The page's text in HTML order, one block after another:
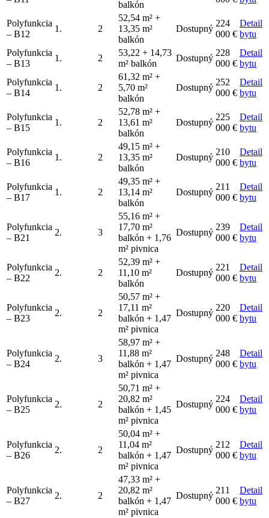
balkón
Polyfunkcia
– B12
1. 2
52,54 m² +
13,35 m²
balkón
Dostupný
224
000 €
Detail
bytu
Polyfunkcia
– B13
1. 2
53,22 + 14,73
m² balkón
Dostupný
228
000 €
Detail
bytu
Polyfunkcia
– B14
1. 2
61,32 m² +
5,70 m²
balkón
Dostupný
252
000 €
Detail
bytu
Polyfunkcia
– B15
1. 2
52,78 m² +
13,61 m²
balkón
Dostupný
225
000 €
Detail
bytu
Polyfunkcia
– B16
1. 2
49,15 m² +
13,35 m²
balkón
Dostupný
210
000 €
Detail
bytu
Polyfunkcia
– B17
1. 2
49,35 m² +
13,14 m²
balkón
Dostupný
211
000 €
Detail
bytu
Polyfunkcia
– B21
2. 3
55,16 m² +
17,70 m²
balkón + 1,76
m² pivnica
Dostupný
239
000 €
Detail
bytu
Polyfunkcia
– B22
2. 2
52,39 m² +
11,10 m²
balkón
Dostupný
221
000 €
Detail
bytu
Polyfunkcia
– B23
2. 2
50,57 m² +
17,11 m²
balkón + 1,47
m² pivnica
Dostupný
220
000 €
Detail
bytu
Polyfunkcia
– B24
2. 3
58,97 m² +
11,88 m²
balkón + 1,47
m² pivnica
Dostupný
248
000 €
Detail
bytu
Polyfunkcia
– B25
2. 2
50,71 m² +
20,82 m²
balkón + 1,45
m² pivnica
Dostupný
224
000 €
Detail
bytu
Polyfunkcia
– B26
2. 2
50,04 m² +
11,04 m²
balkón + 1,47
m² pivnica
Dostupný
212
000 €
Detail
bytu
Polyfunkcia
– B27
2. 2
47,33 m² +
20,82 m²
balkón + 1,47
m² pivnica
Dostupný
211
000 €
Detail
bytu